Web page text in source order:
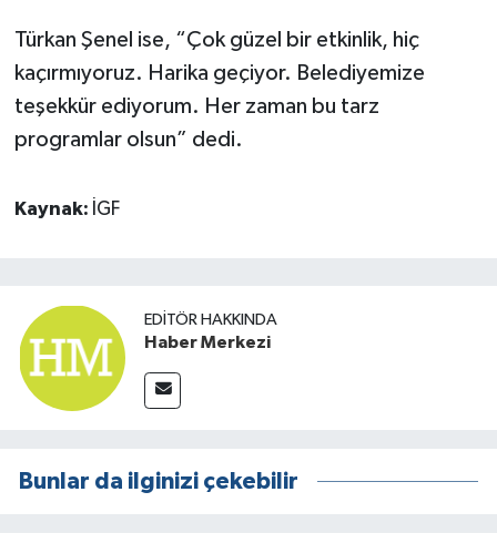
Türkan Şenel ise, “Çok güzel bir etkinlik, hiç
kaçırmıyoruz. Harika geçiyor. Belediyemize
teşekkür ediyorum. Her zaman bu tarz
programlar olsun” dedi.
Kaynak: İGF
EDITÖR HAKKINDA
Haber Merkezi
Bunlar da ilginizi çekebilir